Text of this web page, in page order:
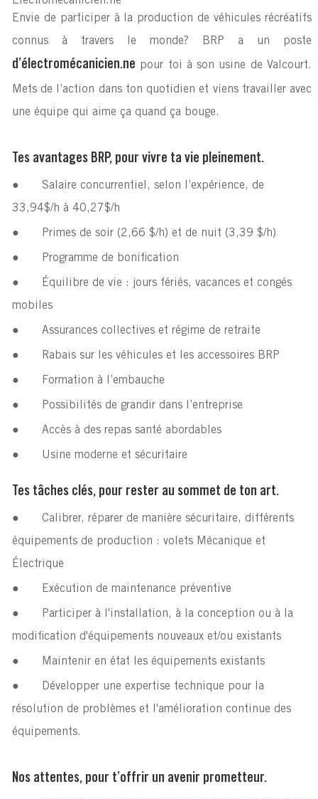
Envie de participer à la production de véhicules récréatifs
connus à travers le monde? BRP a un poste
d’électromécanicien.ne pour toi à son usine de Valcourt.
Mets de l’action dans ton quotidien et viens travailler avec
une équipe qui aime ça quand ça bouge.
Tes avantages BRP, pour vivre ta vie pleinement.
●
Salaire concurrentiel, selon l’expérience, de
33,94$/h à 40,27$/h
● Primes de soir (2,66 $/h) et de nuit (3,39 $/h)
● Programme de bonification
●
Équilibre de vie : jours fériés, vacances et congés
mobiles
● Assurances collectives et régime de retraite
● Rabais sur les véhicules et les accessoires BRP
● Formation à l’embauche
● Possibilités de grandir dans l’entreprise
● Accès à des repas santé abordables
● Usine moderne et sécuritaire
Tes tâches clés, pour rester au sommet de ton art.
●
Calibrer, réparer de manière sécuritaire, différents
équipements de production : volets Mécanique et
Électrique
● Exécution de maintenance préventive
●
Participer à l'installation, à la conception ou à la
modification d'équipements nouveaux et/ou existants
● Maintenir en état les équipements existants
●
Développer une expertise technique pour la
résolution de problèmes et l'amélioration continue des
équipements.
Nos attentes, pour t’offrir un avenir prometteur.